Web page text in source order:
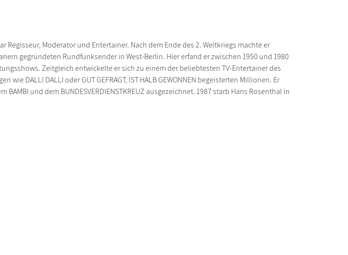
Regisseur, Moderator und Entertainer. Nach dem Ende des 2. Weltkriegs machte er
gegründeten Rundfunksender in West-Berlin. Hier erfand er zwischen 1950 und 1980
Zeitgleich entwickelte er sich zu einem der beliebtesten TV-Entertainer des
DALLI DALLI oder GUT GEFRAGT, IST HALB GEWONNEN begeisterten Millionen. Er
BAMBI und dem BUNDESVERDIENSTKREUZ ausgezeichnet. 1987 starb Hans Rosenthal in